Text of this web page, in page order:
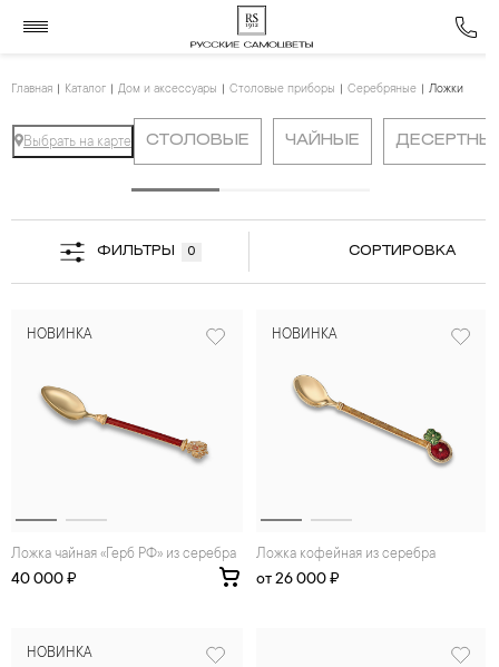
Главная Каталог Дом и аксессуары Столовые приборы Серебряные Ложки
Выбрать на карте СТОЛОВЫЕ ЧАЙНЫЕ
ФИЛЬТРЫ 0 СОРТИРОВКА
НОВИНКА
Ложка чайная «Герб РФ» из серебра
40 000 ₽
НОВИНКА
Ложка кофейная из серебра
от 26 000 ₽
НОВИНКА